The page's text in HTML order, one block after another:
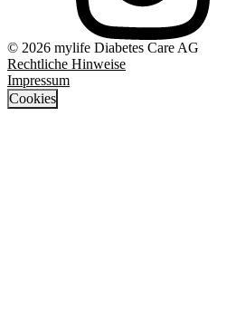
© 2026 mylife Diabetes Care AG
Rechtliche Hinweise
Impressum
Cookies